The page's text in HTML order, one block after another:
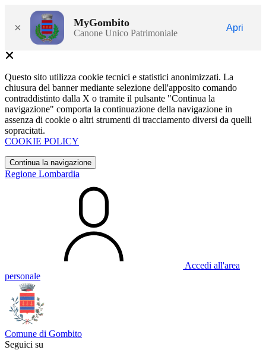
× MyGombito
Canone Unico Patrimoniale
Apri
Questo sito utilizza cookie tecnici e statistici anonimizzati. La
chiusura del banner mediante selezione dell'apposito comando
contraddistinto dalla X o tramite il pulsante "Continua la
navigazione" comporta la continuazione della navigazione in
assenza di cookie o altri strumenti di tracciamento diversi da quelli
sopracitati.
COOKIE POLICY
Continua la navigazione
Regione Lombardia
Accedi all'area
personale
Comune di Gombito
Seguici su